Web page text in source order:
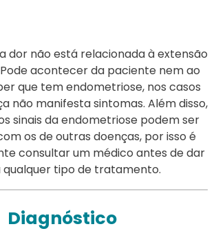
dor não está relacionada à extensão
acontecer da paciente nem ao
que tem endometriose, nos casos
não manifesta sintomas. Além disso,
sinais da endometriose podem ser
os de outras doenças, por isso é
consultar um médico antes de dar
qualquer tipo de tratamento.
Diagnóstico